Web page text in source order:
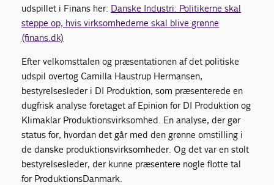
udspillet i Finans her: Danske Industri: Politikerne skal
steppe op, hvis virksomhederne skal blive grønne
(finans.dk)
Efter velkomsttalen og præsentationen af det politiske
udspil overtog Camilla Haustrup Hermansen,
bestyrelsesleder i DI Produktion, som præsenterede en
dugfrisk analyse foretaget af Epinion for DI Produktion og
Klimaklar Produktionsvirksomhed. En analyse, der gør
status for, hvordan det går med den grønne omstilling i
de danske produktionsvirksomheder. Og det var en stolt
bestyrelsesleder, der kunne præsentere nogle flotte tal
for ProduktionsDanmark.